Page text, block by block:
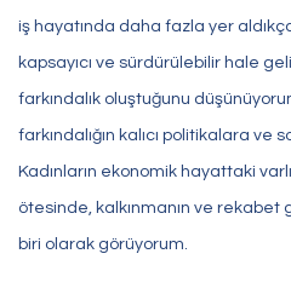
iş hayatında daha fazla yer
kapsayıcı ve sürdürülebilir hale
farkındalık oluştuğunu
farkındalığın kalıcı politikalara
Kadınların ekonomik hayattaki
ötesinde, kalkınmanın ve rekabet
biri olarak görüyorum.